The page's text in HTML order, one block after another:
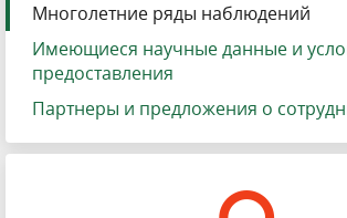
Многолетние ряды наблюдений
Имеющиеся научные данные и
предоставления
Партнеры и предложения о